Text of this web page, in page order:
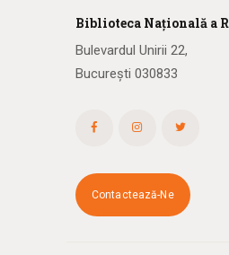
Biblioteca Națională a R
Bulevardul Unirii 22,
București 030833
Contactează-Ne